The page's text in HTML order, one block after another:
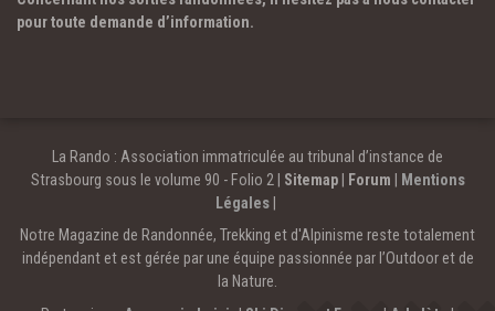
pour toute demande d’information.
La Rando : Association immatriculée au tribunal d’instance de
Strasbourg sous le volume 90 - Folio 2 | Sitemap| Forum | Mentions
Légales |
Notre Magazine de Randonnée, Trekking et d'Alpinisme reste totalement
indépendant et est gérée par une équipe passionnée par l’Outdoor et de
la Nature.